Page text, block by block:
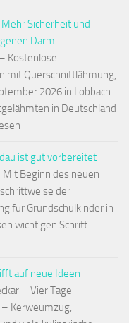
Sicherheit und
Darm
Kostenlose
mit Querschnittlähmung,
2026 in Lobbach
in Deutschland
ist gut vorbereitet
Beginn des neuen
der
für Grundschulkinder in
wichtigen Schritt ...
auf neue Ideen
– Vier Tage
Kerweumzug,